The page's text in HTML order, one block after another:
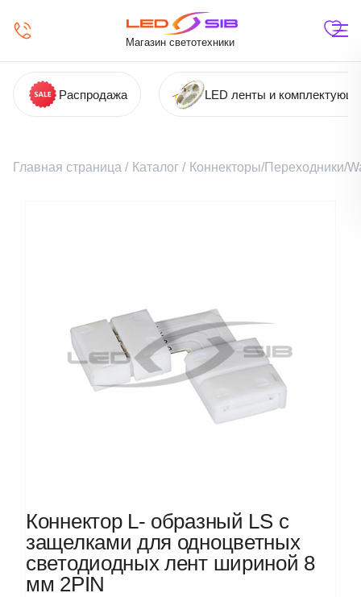
Магазин светотехники
Распродажа LED ленты и
Главная страница / Каталог / Коннекторы/Переходники/
Коннектор L- образный LS с
защелками для одноцветных
светодиодных лент шириной 8
мм 2PIN